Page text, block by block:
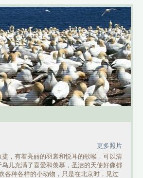
更多照片
，有着亮丽的羽裳和悦耳的歌喉，可以清
儿充满了喜爱和羡慕，圣洁的天使好像都
各种各样的小动物，只是在北京时，见过